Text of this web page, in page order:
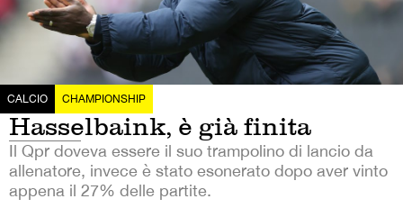
CALCIO CHAMPIONSHIP
Hasselbaink, è già finita
Il Qpr doveva essere il suo trampolino di lancio da
allenatore, invece è stato esonerato dopo aver vinto
appena il 27% delle partite.